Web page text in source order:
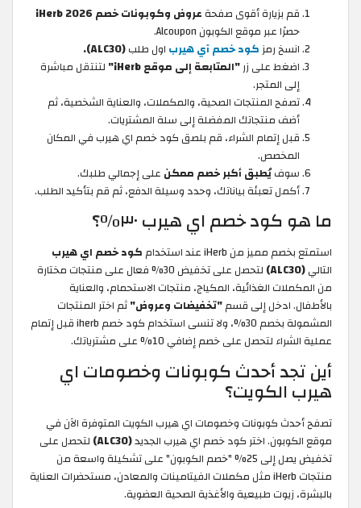
قم بزيارة أقوى صفحة عروض وكوبونات خصم iHerb 2026
حصرًا عبر موقع الكوبون Alcoupon.
انسخ رمزكود خصم آي هيرب اول طلب(ALC30).
اضغط على زر"المتابعة إلى موقع iHerb"
لتنتقل مباشرة
إلى المتجر.
تصفح المنتجات الصحية، والمكملات، والعناية الشخصية، ثم
أضف منتجاتك المفضلة إلى سلة المشتريات.
قبل إتمام الشراء، قم بلصق كود خصم اي هيرب في المكان
المخصص.
سوفيُطبق أكبر خصم ممكن على إجمالي طلبك.
أكمل تعبئة بياناتك، وحدد وسيلة الدفع، ثم قم بتأكيد الطلب.
ما هو كود خصم اي هيرب ٣٠٪؟
استمتع بخصم مميز من iHerb عند استخدام
كود خصم اي هيرب
التالي(ALC30)
لتحصل على تخفيض 30% فعال على منتجات مختارة
من المكملات الغذائية، المكياج، منتجات الاستحمام، والعناية
بالأطفال. ادخل إلى قسم"تخفيضات وعروض"ثم اختر المنتجات
المشمولة بخصم 30%، ولا تنسى استخدام كود خصم iherb
قبل إتمام
عملية الشراء لتحصل على خصم إضافي 10% على مشترياتك.
أين تجد أحدث كوبونات وخصومات اي
هيرب الكويت؟
تصفح أحدث كوبونات وخصومات اي هيرب الكويت المتوفرة الآن في
موقع الكوبون. اختر كود خصم اي هيرب الجديد(ALC30)
لتحصل على
تخفيض يصل إلى 25% "خصم الكوبون" على تشكيلة واسعة من
منتجات iHerb مثل مكملات الفيتامينات والمعادن، مستحضرات العناية
بالبشرة، زيوت طبيعية والأغذية الصحية العضوية.